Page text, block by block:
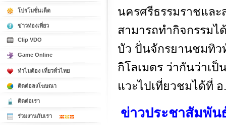
นครศรีธรรมราชแล
สามารถทำกิจกรรมไ
บัว ปั่นจักรยานชมทิว
กิโลเมตร ว่ากันว่าเ
แวะไปเที่ยวชมได้ที่
ข่าวประชาสัมพัน
โปรโมชั่นเด็ด
ข่าวท่องเที่ยว
Clip VDO
Game Online
ทำไมต้อง เที่ยวทั่วไทย
ติดต่อลงโฆษณา
ติดต่อเรา
ร่วมงานกับเรา